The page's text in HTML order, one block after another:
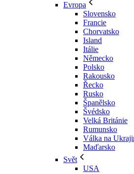
Evropa
Slovensko
Francie
Chorvatsko
Island
Itálie
Německo
Polsko
Rakousko
Řecko
Rusko
Španělsko
Švédsko
Velká Británie
Rumunsko
Válka na
Maďarsko
Svět
USA